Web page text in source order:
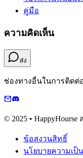
คู่มือ
ความคิดเห็น
ส่ง
ช่องทางอื่นในการติดต่อเ
© 2025 •
ข้อสงวนสิทธิ์
นโยบายความเป็